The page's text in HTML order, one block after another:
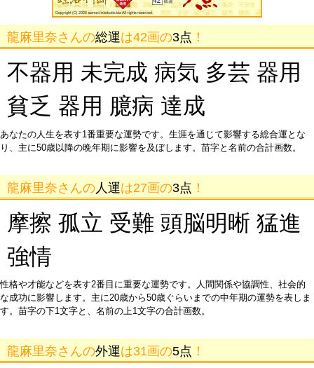
龍麻里奈さんの総運は42画の3点 ！
不器用 未完成 病気 多芸 器用
貧乏 器用 臆病 達成
あなたの人生を表す1番重要な運勢です。生涯を通じて影響する総合運とな
り、主に50歳以降の晩年期に影響を及ぼします。苗字と名前の合計画数。
龍麻里奈さんの 人運は27画の3点 ！
摩擦 孤立 受難 頭脳明晰 猛進
強情
性格や才能などを表す2番目に重要な運勢です。人間関係や協調性、社会的
な成功に影響します。主に20歳から50歳ぐらいまでの中年期の運勢を表しま
す。苗字の下1文字と、名前の上1文字の合計画数。
龍麻里奈さんの外運は31画の5点 ！